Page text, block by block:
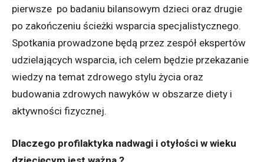
pierwsze po badaniu bilansowym dzieci oraz drugie
po zakończeniu ścieżki wsparcia specjalistycznego.
Spotkania prowadzone będą przez zespół ekspertów
udzielających wsparcia, ich celem będzie przekazanie
wiedzy na temat zdrowego stylu życia oraz
budowania zdrowych nawyków w obszarze diety i
aktywności fizycznej.
Dlaczego profilaktyka nadwagi i otyłości w wieku